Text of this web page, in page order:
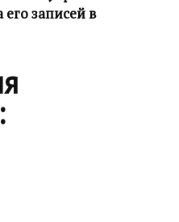
записей в